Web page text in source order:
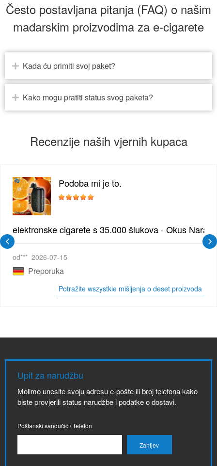
Često postavljana pitanja (FAQ) o našim
mađarskim proizvodima za e-cigarete
Kada ću primiti svoj paket?
Kako mogu pratiti status svog paketa?
Recenzije naših vjernih kupaca
| Elegantna Voćna Kombinacija
Podoba mi je to.
elektronske cigarete s 35.000 šlukova - Okus
od*** 2026-07-15
Preporuka
Potražite wszystkie mišljenja o deset proizvoda
Upit za narudžbu
Molimo unesite svoju adresu e-pošte ili broj telefona kako
biste provjerili status narudžbe i podatke o dostavi.
Poštanski sandučić / Telefon